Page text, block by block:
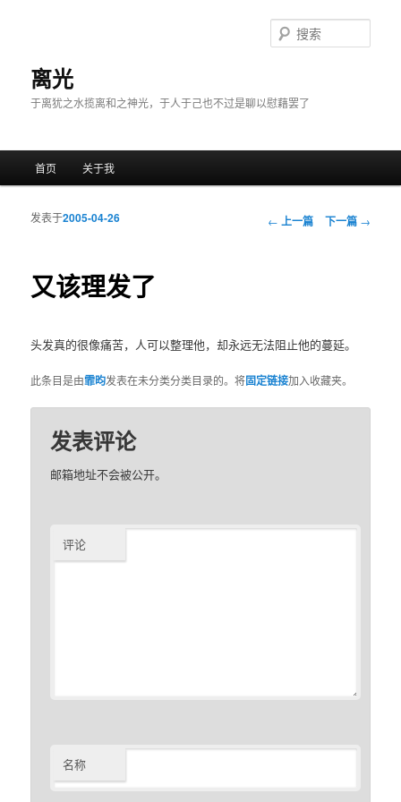
离光
于离犹之水揽离和之神光，于人于己也不过是聊以慰藉罢了
索
跳至主内容区域
跳至副内容区域
首页 关于我
文章导航
← 上一篇 下一篇 →
又该理发了
发表于2005-04-26
头发真的很像痛苦，人可以整理他，却永远无法阻止他的蔓延。
此条目是由霏昀发表在未分类分类目录的。将固定链接加入收藏夹。
发表评论
邮箱地址不会被公开。
评论
名称